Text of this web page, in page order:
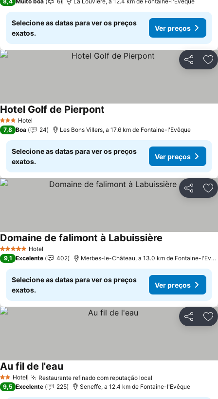
Selecione as datas para ver os preços
exatos.
Ver preços
Partilhar
3 EstrelasHotel
Hotel Golf de Pierpont
7,8 Boa 24 Les Bons Villers, a 17.6 km de Fontaine-l'Evêque
Selecione as datas para ver os preços
exatos.
Ver preços
Partilhar
5 Estrelas Hotel
Domaine de falimont à Labuissière
9,1 Excelente 402 Merbes-le-Château, a 13.0 km de Fontaine-
Selecione as datas para ver os preços
exatos.
Ver preços
Partilhar
2 Estrelas
Hotel Restaurante refinado com reputação local
Au fil de l'eauVer preços
9,5 Excelente 225 Seneffe, a 12.4 km de Fontaine-l'Evêque